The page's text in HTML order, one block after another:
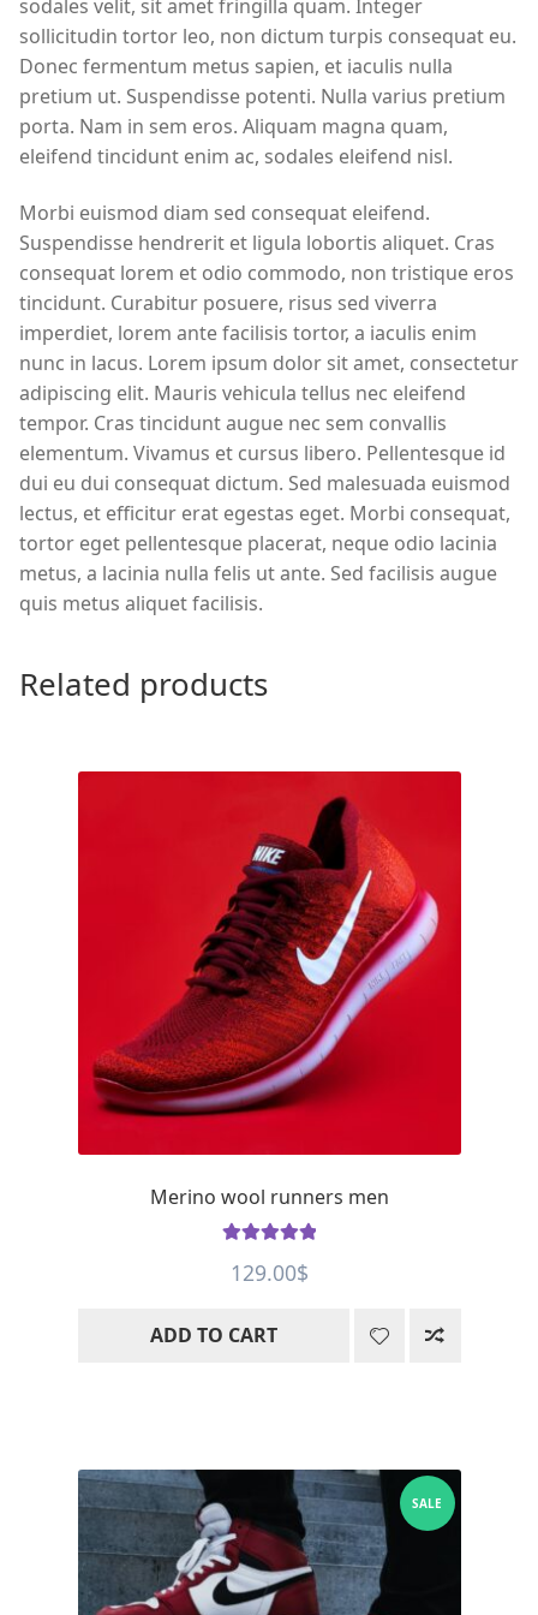
sodales velit, sit amet fringilla quam. Integer
sollicitudin tortor leo, non dictum turpis consequat eu.
Donec fermentum metus sapien, et iaculis nulla
pretium ut. Suspendisse potenti. Nulla varius pretium
porta. Nam in sem eros. Aliquam magna quam,
eleifend tincidunt enim ac, sodales eleifend nisl.
Morbi euismod diam sed consequat eleifend.
Suspendisse hendrerit et ligula lobortis aliquet. Cras
consequat lorem et odio commodo, non tristique eros
tincidunt. Curabitur posuere, risus sed viverra
imperdiet, lorem ante facilisis tortor, a iaculis enim
nunc in lacus. Lorem ipsum dolor sit amet, consectetur
adipiscing elit. Mauris vehicula tellus nec eleifend
tempor. Cras tincidunt augue nec sem convallis
elementum. Vivamus et cursus libero. Pellentesque id
dui eu dui consequat dictum. Sed malesuada euismod
lectus, et efficitur erat egestas eget. Morbi consequat,
tortor eget pellentesque placerat, neque odio lacinia
metus, a lacinia nulla felis ut ante. Sed facilisis augue
quis metus aliquet facilisis.
Related products
Merino wool runners men
of 5
129.00$
ADD TO CART
SALE